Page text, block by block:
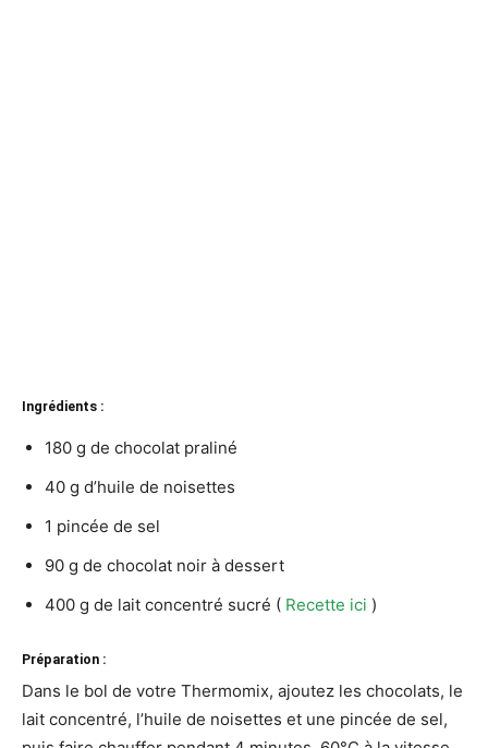
Ingrédients :
180 g de chocolat praliné
40 g d’huile de noisettes
1 pincée de sel
90 g de chocolat noir à dessert
400 g de lait concentré sucré ( Recette ici )
Préparation :
Dans le bol de votre Thermomix, ajoutez les chocolats, le
lait concentré, l’huile de noisettes et une pincée de sel,